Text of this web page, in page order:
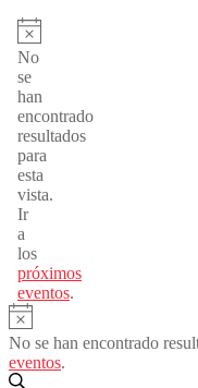
Eventos
Aviso
No
se
han
encontrado
resultados
para
esta
vista.
Ir
a
los
próximos
eventos.
Aviso
No se han encontrado
eventos.
Buscar